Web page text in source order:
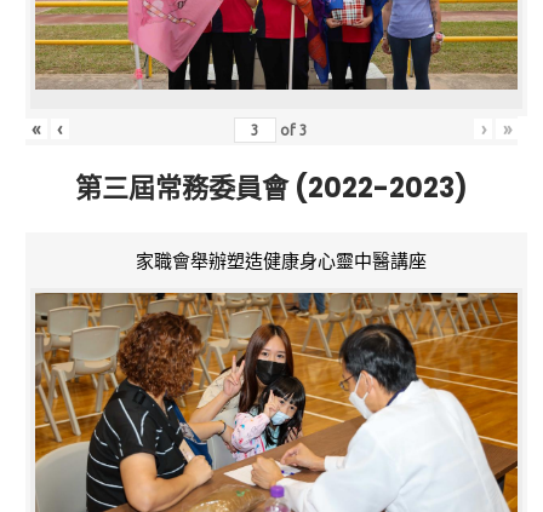
« ‹ of3 › »
第三屆常務委員會 (2022-2023)
家職會舉辦塑造健康身心靈中醫講座